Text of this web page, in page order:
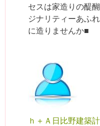
セスは家造りの醍
ジナリティーあふ
に造りませんか■
ｈ＋Ａ日比野建築